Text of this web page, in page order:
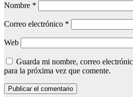
Nombre *
Correo electrónico *
Web
Guarda mi nombre, correo
para la próxima vez que comente.